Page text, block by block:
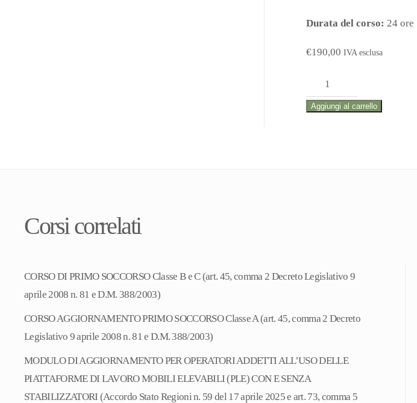
Durata del corso: 24 ore
€190,00 IVA esclusa
Formazione
iniziale
per
e
Normativo
Aggiungi al carrello
Corsi correlati
CORSO DI PRIMO SOCCORSO Classe B e C (art. 45, comma 2 Decreto Legislativo 9
aprile 2008 n. 81 e D.M. 388/2003)
CORSO AGGIORNAMENTO PRIMO SOCCORSO Classe A (art. 45, comma 2 Decreto
Legislativo 9 aprile 2008 n. 81 e D.M. 388/2003)
MODULO DI AGGIORNAMENTO PER OPERATORI ADDETTI ALL’USO DELLE
PIATTAFORME DI LAVORO MOBILI ELEVABILI (PLE) CON E SENZA
STABILIZZATORI (Accordo Stato Regioni n. 59 del 17 aprile 2025 e art. 73, comma 5